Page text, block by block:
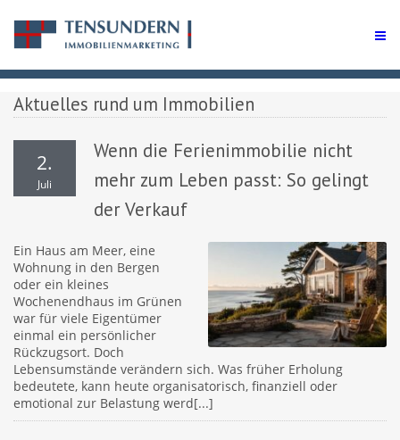
Aktuelles rund um Immobilien
2.
Juli
Wenn die Ferienimmobilie nicht
mehr zum Leben passt: So gelingt
der Verkauf
Ein Haus am Meer, eine
Wohnung in den Bergen
oder ein kleines
Wochenendhaus im Grünen
war für viele Eigentümer
einmal ein persönlicher
Rückzugsort. Doch
Lebensumstände verändern sich. Was früher Erholung
bedeutete, kann heute organisatorisch, finanziell oder
emotional zur Belastung werd[...]